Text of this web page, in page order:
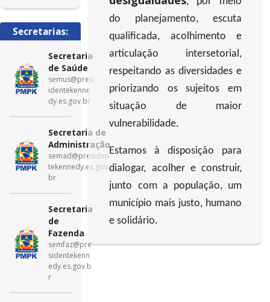
Secretarias:
Secretaria
de Saúde
semus@pres
identekenne
dy.es.gov.br
Secretaria de
Administração
semad@presiden
tekennedy.es.gov.
br
Secretaria
de
Fazenda
semfaz@pre
sidentekenn
edy.es.gov.b
r
do planejamento, escuta
qualificada, acolhimento e
articulação intersetorial,
respeitando as diversidades e
priorizando os sujeitos em
situação de maior
vulnerabilidade.
Estamos à disposição para
dialogar, acolher e construir,
junto com a população, um
município mais justo, humano
e solidário.